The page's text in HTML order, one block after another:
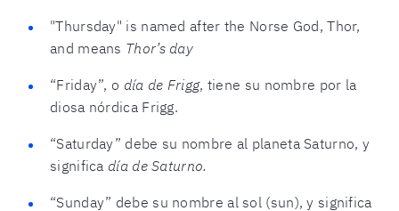
"Thursday" is named after the Norse God, Thor,
and means Thor’s day
“Friday”, o día de Frigg, tiene su nombre por la
diosa nórdica Frigg.
“Saturday” debe su nombre al planeta Saturno, y
significa día de Saturno.
“Sunday” debe su nombre al sol (sun), y significa